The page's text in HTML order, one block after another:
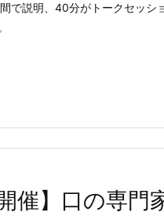
で説明、40分がトークセッシ
催】口の専門